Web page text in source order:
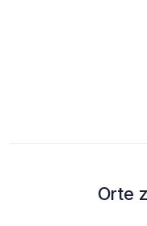
Orte